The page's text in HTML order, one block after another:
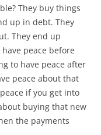
They buy things
up in debt. They
They end up
have peace before
to have peace after
peace about that
if you get into
buying that new
the payments